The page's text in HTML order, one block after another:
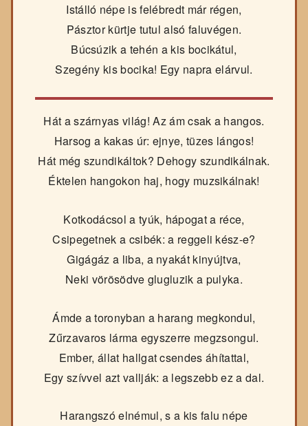
Istálló népe is felébredt már régen,
Pásztor kürtje tutul alsó faluvégen.
Búcsúzik a tehén a kis bocikátul,
Szegény kis bocika! Egy napra elárvul.
Hát a szárnyas világ! Az ám csak a hangos.
Harsog a kakas úr: ejnye, tüzes lángos!
Hát még szundikáltok? Dehogy szundikálnak.
Éktelen hangokon haj, hogy muzsikálnak!
Kotkodácsol a tyúk, hápogat a réce,
Csipegetnek a csibék: a reggeli kész-e?
Gigágáz a liba, a nyakát kinyújtva,
Neki vörösödve glugluzik a pulyka.
Ámde a toronyban a harang megkondul,
Zűrzavaros lárma egyszerre megzsongul.
Ember, állat hallgat csendes áhítattal,
Egy szívvel azt vallják: a legszebb ez a dal.
Harangszó elnémul, s a kis falu népe